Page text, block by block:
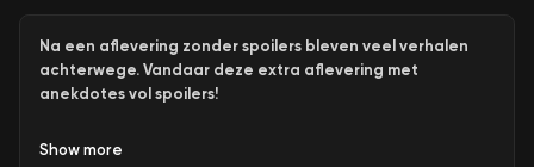
Na een aflevering zonder spoilers bleven veel verhalen
achterwege. Vandaar deze extra aflevering met
anekdotes vol spoilers!
Show more